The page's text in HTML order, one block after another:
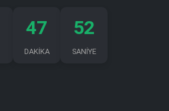
47
DAKİKA
52
SANİYE